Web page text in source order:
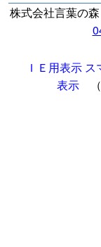
株式会社言葉の
ＩＥ用表示 ス
表示 （